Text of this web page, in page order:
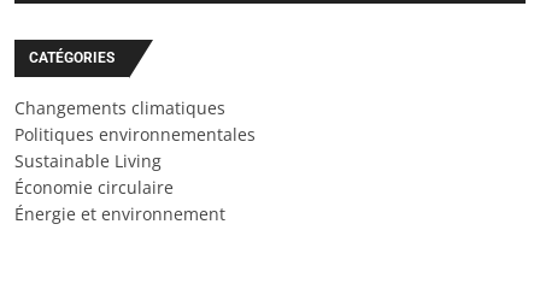
CATÉGORIES
Changements climatiques
Politiques environnementales
Sustainable Living
Économie circulaire
Énergie et environnement